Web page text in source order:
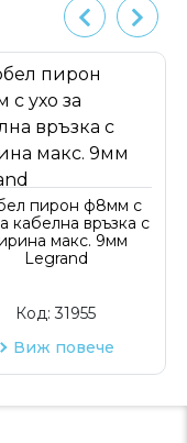
пирон ф8мм с
кабелна връзка с
макс. 9мм
Legrand
Код:31955
Виж повече